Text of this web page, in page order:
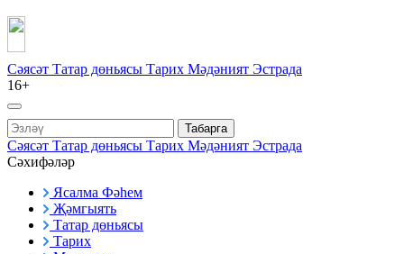
Сәясәт Татар дөньясы Тарих Мәдәният Эстрада
16+
Табарга
Сәясәт Татар дөньясы Тарих Мәдәният Эстрада
Сәхифәләр
Ясалма Фәһем
Җәмгыять
Татар дөньясы
Тарих